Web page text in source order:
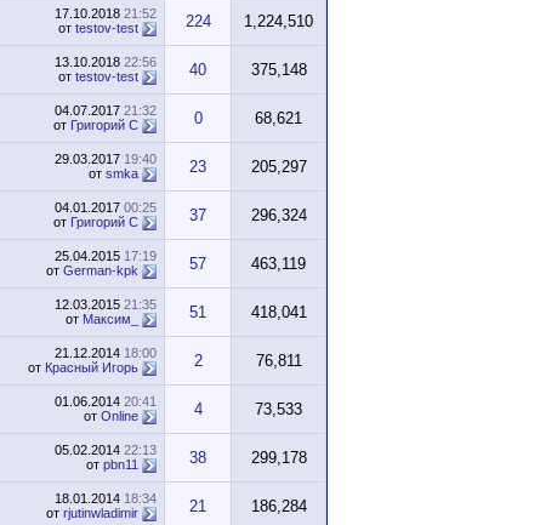
17.10.2018 21:52
от testov-test 224 1,224,510
13.10.2018 22:56
от testov-test 40 375,148
04.07.2017 21:32
от Григорий С 0 68,621
29.03.2017 19:40
от smka 23 205,297
04.01.2017 00:25
от Григорий С 37 296,324
25.04.2015 17:19
от German-kpk 57 463,119
12.03.2015 21:35
от Максим_ 51 418,041
21.12.2014 18:00
от Красный Игорь 2 76,811
01.06.2014 20:41
от Online 4 73,533
05.02.2014 22:13
от pbn11 38 299,178
18.01.2014 18:34
от rjutinwladimir 21 186,284